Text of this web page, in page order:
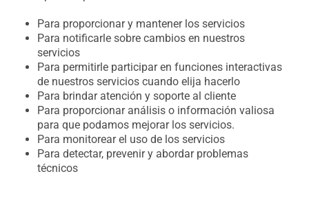
Para proporcionar y mantener los servicios
Para notificarle sobre cambios en nuestros
servicios
Para permitirle participar en funciones interactivas
de nuestros servicios cuando elija hacerlo
Para brindar atención y soporte al cliente
Para proporcionar análisis o información valiosa
para que podamos mejorar los servicios.
Para monitorear el uso de los servicios
Para detectar, prevenir y abordar problemas
técnicos